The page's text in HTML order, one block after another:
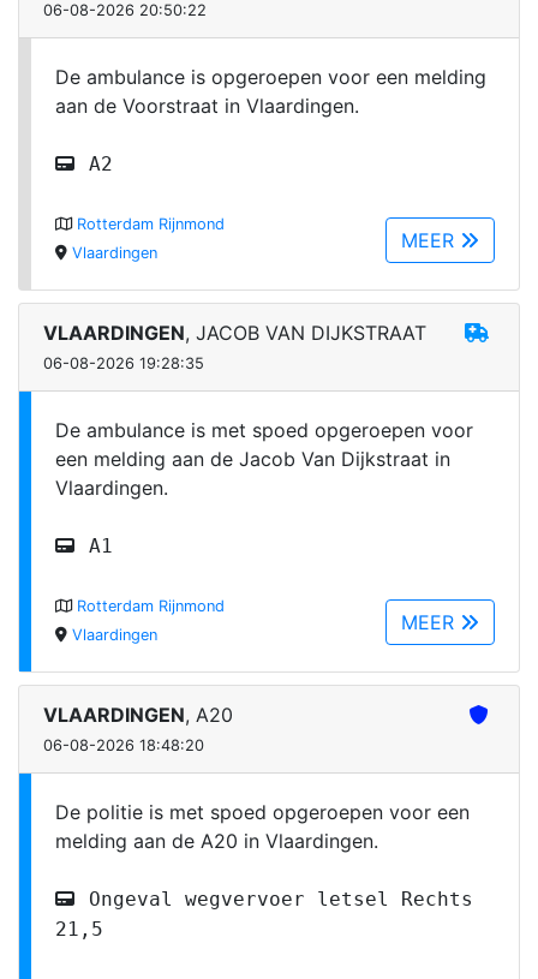
06-08-2026 20:50:22
De ambulance is opgeroepen voor een melding
aan de Voorstraat in Vlaardingen.
A2
MEER
Rotterdam Rijnmond
Vlaardingen
VLAARDINGEN, JACOB VAN DIJKSTRAAT
06-08-2026 19:28:35
De ambulance is met spoed opgeroepen voor
een melding aan de Jacob Van Dijkstraat in
Vlaardingen.
A1
MEER
Rotterdam Rijnmond
Vlaardingen
VLAARDINGEN, A20
06-08-2026 18:48:20
De politie is met spoed opgeroepen voor een
melding aan de A20 in Vlaardingen.
Ongeval wegvervoer letsel Rechts
21,5